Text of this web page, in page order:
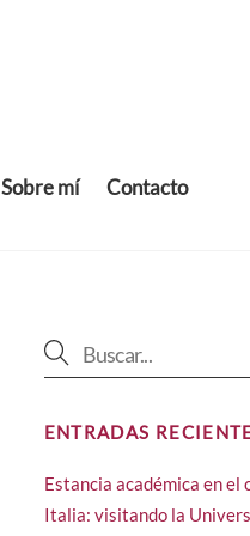
Sobre mí Contacto
ENTRADAS
Estancia académica en el
Italia: visitando la